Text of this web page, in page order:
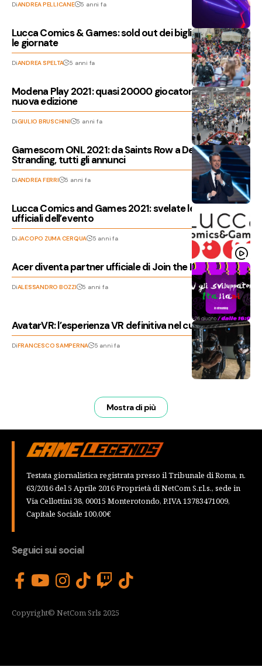
DiANDREA PELLICANE 5 anni fa
Lucca Comics & Games: sold out dei biglietti per tutte
le giornate
DiANDREA SPELTA 5 anni fa
Modena Play 2021: quasi 20000 giocatori giunti per la
nuova edizione
DiGIULIO BRUSCHINI 5 anni fa
Gamescom ONL 2021: da Saints Row a Death
Stranding, tutti gli annunci
DiANDREA FERRI 5 anni fa
Lucca Comics and Games 2021: svelate le date
ufficiali dell’evento
DiJACOPO ZUMA CERQUA 5 anni fa
Acer diventa partner ufficiale di Join the Indie
DiALESSANDRO BOZZI 5 anni fa
AvatarVR: l’esperienza VR definitiva nel cuore di Milano
DiFRANCESCO SAMPERNA 5 anni fa
Mostra di più
Testata giornalistica registrata presso il Tribunale di Roma, n.
63/2016 del 5 Aprile 2016 Proprietà di NetCom S.r.l.s., sede in
Via Cellottini 38, 00015 Monterotondo, P.IVA 13783471009,
Capitale Sociale 100,00€
Seguici sui social
Copyright© NetCom Srls 2025